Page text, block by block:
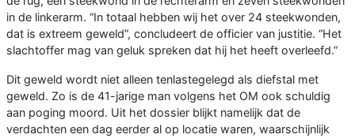
in de linkerarm. “In totaal hebben wij het over 24 steekwonden,
dat is extreem geweld”, concludeert de officier van justitie. “Het
slachtoffer mag van geluk spreken dat hij het heeft overleefd.”
Dit geweld wordt niet alleen tenlastegelegd als diefstal met
geweld. Zo is de 41-jarige man volgens het OM ook schuldig
aan poging moord. Uit het dossier blijkt namelijk dat de
verdachten een dag eerder al op locatie waren, waarschijnlijk